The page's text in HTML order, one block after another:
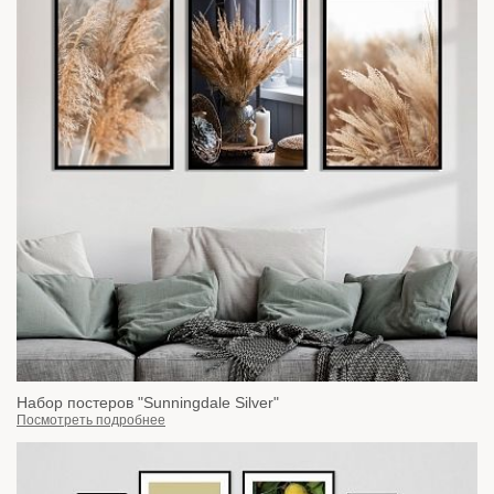
Набор постеров "Sunningdale Silver"
Посмотреть подробнее